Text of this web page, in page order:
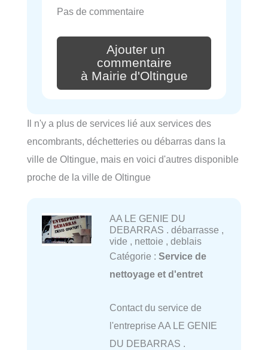
Pas de commentaire
Ajouter un
commentaire
à Mairie d'Oltingue
Il n'y a plus de services lié aux services des
encombrants, déchetteries ou débarras dans la
ville de Oltingue, mais en voici d'autres disponible
proche de la ville de Oltingue
AA LE GENIE DU
DEBARRAS . débarrasse ,
vide , nettoie , deblais
Catégorie : Service de
nettoyage et d'entret
Contact du service de
l'entreprise AA LE GENIE
DU DEBARRAS .